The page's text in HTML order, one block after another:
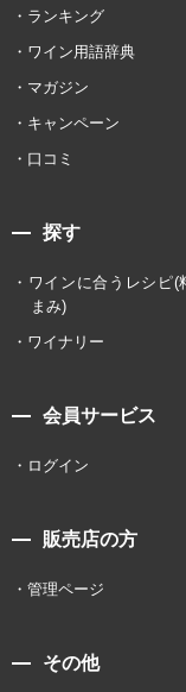
ランキング
ワイン用語辞典
マガジン
キャンペーン
口コミ
探す
ワインに合うレシピ(
まみ)
ワイナリー
会員サービス
ログイン
販売店の方
管理ページ
その他